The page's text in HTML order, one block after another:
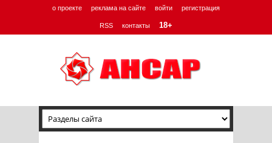
о проекте реклама на сайте войти регистрация
RSS контакты 18+